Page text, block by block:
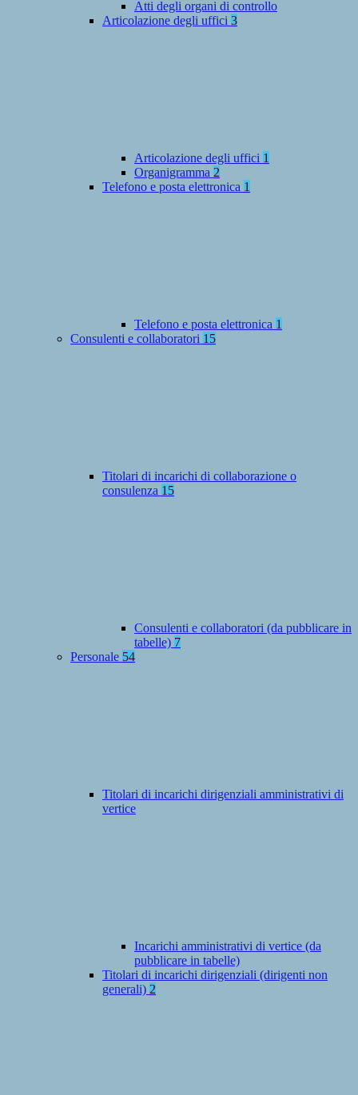
Atti degli organi di controllo
Articolazione degli uffici 3
Articolazione degli uffici 1
Organigramma 2
Telefono e posta elettronica 1
Telefono e posta elettronica 1
Consulenti e collaboratori 15
Titolari di incarichi di collaborazione o
consulenza 15
Consulenti e collaboratori (da pubblicare in
tabelle) 7
Personale 54
Titolari di incarichi dirigenziali amministrativi di
vertice
Incarichi amministrativi di vertice (da
pubblicare in tabelle)
Titolari di incarichi dirigenziali (dirigenti non
generali) 2